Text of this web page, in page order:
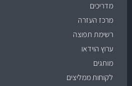
מדריכים
מרכז העזרה
רשימת תפוצה
ערוץ הוידאו
מותגים
לקוחות ממליצים